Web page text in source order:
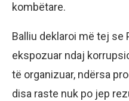
kombëtare.
Balliu deklaroi më tej se
ekspozuar ndaj
të organizuar, ndërsa
disa raste nuk po jep